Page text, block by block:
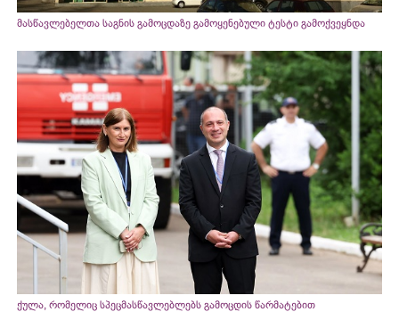
მასწავლებელთა საგნის გამოცდაზე გამოყენებული ტესტი გამოქვეყნდა
ქულა, რომელიც სპეცმასწავლებლებს გამოცდის წარმატებით